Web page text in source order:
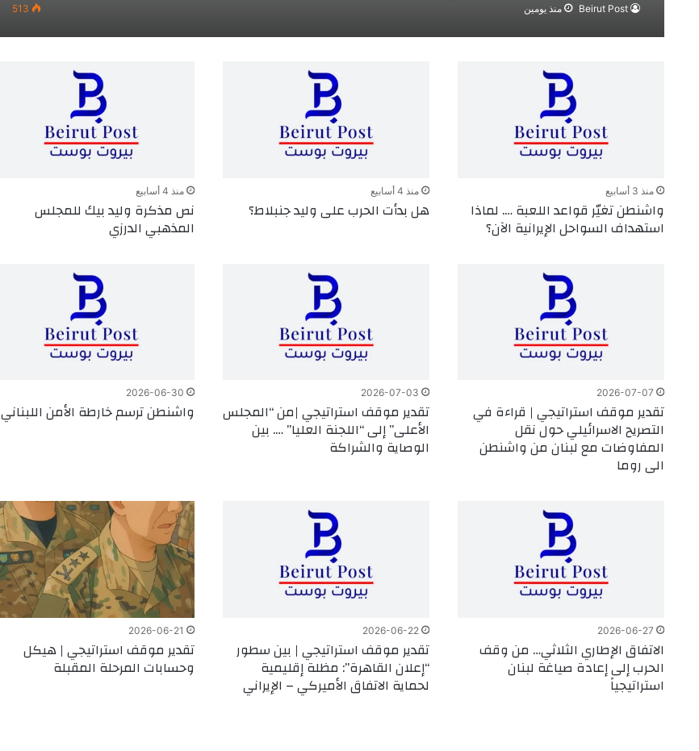
Beirut Post منذ يومين 513
منذ 3 أسابيع
واشنطن تغيّر قواعد اللعبة …. لماذا
استهداف السواحل الإيرانية الآن؟
منذ 4 أسابيع
هل بدأت الحرب على وليد جنبلاط؟
منذ 4 أسابيع
نص مذكرة وليد بيك للمجلس
المذهبي الدرزي
2026-07-07
تقدير موقف استراتيجي | قراءة في
التصريح الاسرائيلي حول نقل
المفاوضات مع لبنان من واشنطن
الى روما
2026-07-03
تقدير موقف استراتيجي |من “المجلس
الأعلى” إلى “اللجنة العليا” …. بين
الوصاية والشراكة
2026-06-30
واشنطن ترسم خارطة الأمن اللبناني
2026-06-27
الاتفاق الإطاري الثلاثي… من وقف
الحرب إلى إعادة صياغة لبنان
استراتيجياً
2026-06-22
تقدير موقف استراتيجي | بين سطور
“إعلان القاهرة”: مظلة إقليمية
لحماية الاتفاق الأميركي – الإيراني
2026-06-21
تقدير موقف استراتيجي | هيكل
وحسابات المرحلة المقبلة